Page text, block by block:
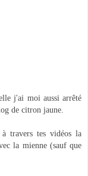
j'ai moi aussi arrêté
de citron jaune.
travers tes vidéos la
la mienne (sauf que